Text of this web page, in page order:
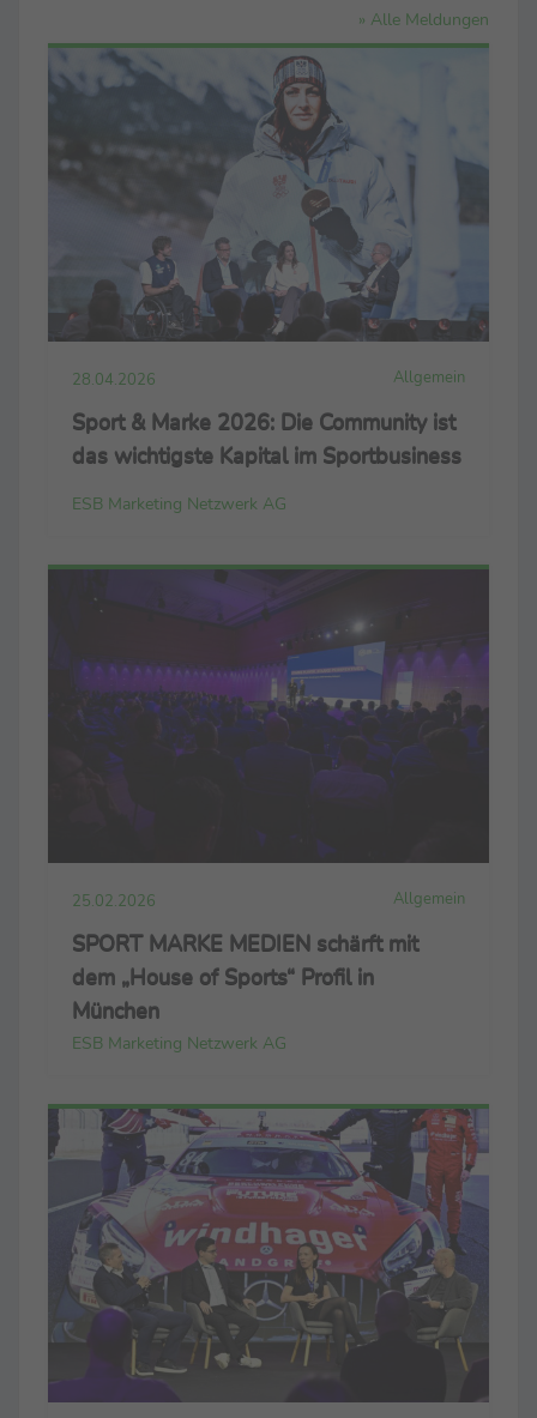
» Alle Meldungen
28.04.2026 Allgemein
Sport & Marke 2026: Die Community ist
das wichtigste Kapital im Sportbusiness
ESB Marketing Netzwerk AG
25.02.2026 Allgemein
SPORT MARKE MEDIEN schärft mit
dem „House of Sports“ Profil in
München
ESB Marketing Netzwerk AG